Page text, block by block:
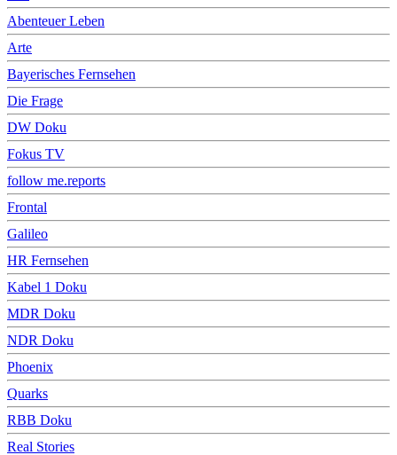
Abenteuer Leben
Arte
Bayerisches Fernsehen
Die Frage
DW Doku
Fokus TV
follow me.reports
Frontal
Galileo
HR Fernsehen
Kabel 1 Doku
MDR Doku
NDR Doku
Phoenix
Quarks
RBB Doku
Real Stories